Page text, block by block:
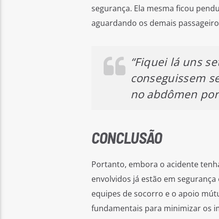
segurança. Ela mesma ficou
aguardando os demais
“Fiquei lá uns
conseguissem
no abdômen
CONCLUSÃO
Portanto, embora o acidente
envolvidos já estão em
equipes de socorro e o apoio
fundamentais para minimizar os